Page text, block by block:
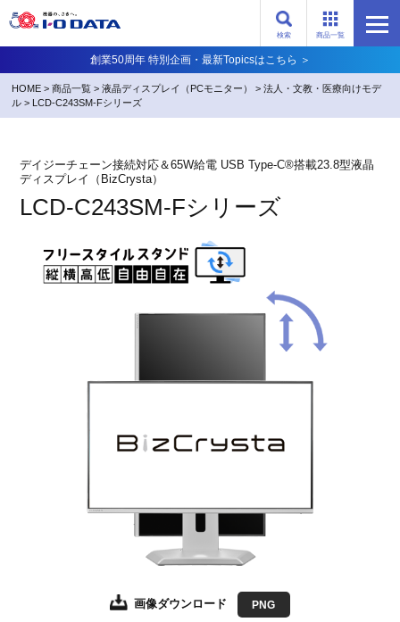
検索 商品一覧
創業50周年 特別企画・最新Topicsはこちら ＞
HOME >商品一覧 >液晶ディスプレイ（PCモニター） >法人・文教・医療向けモデ
ル > LCD-C243SM-Fシリーズ
デイジーチェーン接続対応＆65W給電 USB Type-C®搭載23.8型液晶
ディスプレイ（BizCrysta）
LCD-C243SM-Fシリーズ
画像ダウンロード PNG
画像ダウンロード JPEG
画像ダウンロード JPEG
画像ダウンロード JPEG
画像ダウンロード JPEG
画像ダウンロード JPEG
画像ダウンロード JPEG
画像ダウンロード JPEG
画像ダウンロード JPEG
画像ダウンロード JPEG
画像ダウンロード JPEG
画像ダウンロード JPEG
画像ダウンロード JPEG
画像ダウンロード JPEG
画像ダウンロード JPEG